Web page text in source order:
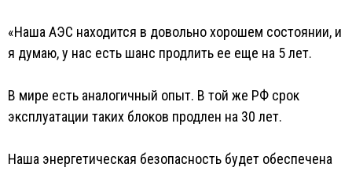
«Наша АЭС находится в довольно хорошем состоянии, и
я думаю, у нас есть шанс продлить ее еще на 5 лет.
В мире есть аналогичный опыт. В той же РФ срок
эксплуатации таких блоков продлен на 30 лет.
Наша энергетическая безопасность будет обеспечена